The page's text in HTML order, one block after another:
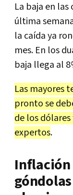
La baja en
última
la caída ya
mes. En los
baja llega al
Las mayores
pronto se
de los
expertos.
Inflación